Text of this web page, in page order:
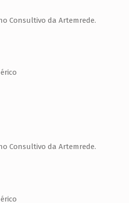
Consultivo da Artemrede.
Consultivo da Artemrede.